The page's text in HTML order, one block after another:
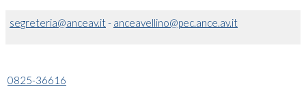
segreteria@anceav.it- anceavellino@pec.ance.av.it
0825-36616